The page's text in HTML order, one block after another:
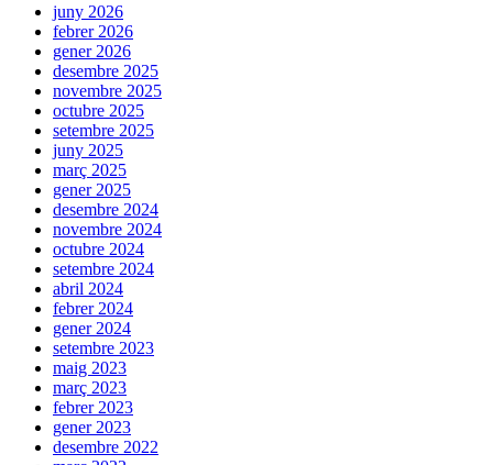
juny 2026
febrer 2026
gener 2026
desembre 2025
novembre 2025
octubre 2025
setembre 2025
juny 2025
març 2025
gener 2025
desembre 2024
novembre 2024
octubre 2024
setembre 2024
abril 2024
febrer 2024
gener 2024
setembre 2023
maig 2023
març 2023
febrer 2023
gener 2023
desembre 2022